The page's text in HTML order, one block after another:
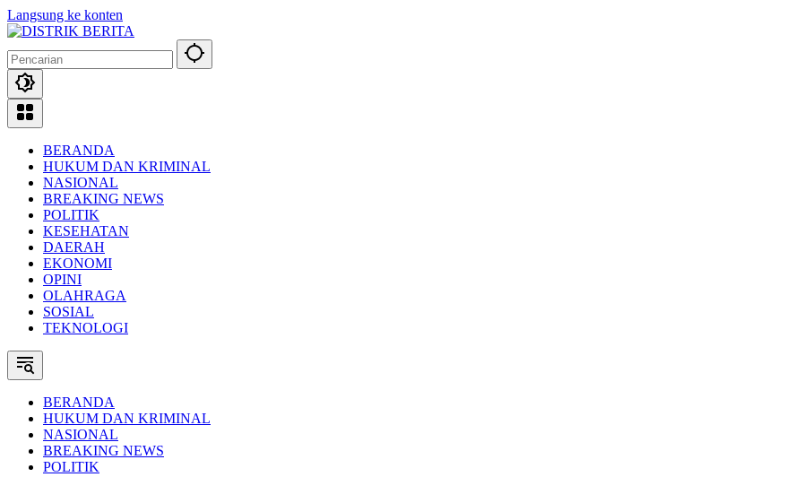
Langsung ke konten
BERANDA
HUKUM DAN KRIMINAL
NASIONAL
BREAKING NEWS
POLITIK
KESEHATAN
DAERAH
EKONOMI
OPINI
OLAHRAGA
SOSIAL
TEKNOLOGI
BERANDA
HUKUM DAN KRIMINAL
NASIONAL
BREAKING NEWS
POLITIK